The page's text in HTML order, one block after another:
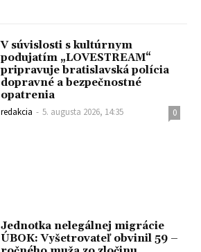
V súvislosti s kultúrnym
podujatím „LOVESTREAM“
pripravuje bratislavská polícia
dopravné a bezpečnostné
opatrenia
redakcia - 5. augusta 2026, 14:35 0
Jednotka nelegálnej migrácie
ÚBOK: Vyšetrovateľ obvinil 59 –